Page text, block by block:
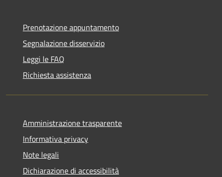
Prenotazione appuntamento
Segnalazione disservizio
Leggi le FAQ
Richiesta assistenza
Amministrazione trasparente
Informativa privacy
Note legali
Dichiarazione di accessibilità